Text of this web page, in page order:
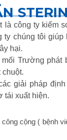
là công ty kiểm
ty chúng tôi
hại.
Trường phát
chuột.
giải pháp
tái xuất hiện.
cộng ( bệnh